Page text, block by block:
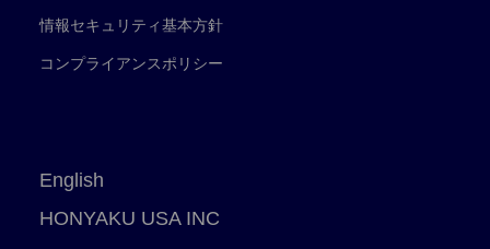
情報セキュリティ基本方針
コンプライアンスポリシー
English
HONYAKU USA INC